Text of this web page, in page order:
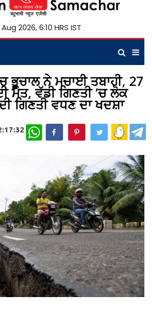
2026, 6:10 HRS IST
ਭੂਚਾਲ ਨੇ ਮਚਾਈ ਤਬਾਹੀ, 27
ਮੌਤ, ਵੱਡੀ ਗਿਣਤੀ ’ਚ ਲੋਕ
ਗਿਣਤੀ ਵਧਣ ਦਾ ਖਦਸ਼ਾ
WhatsApp